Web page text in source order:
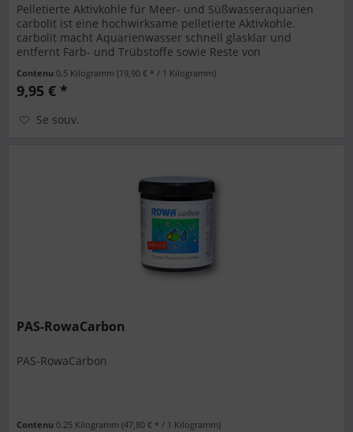
Pelletierte Aktivkohle für Meer- und Süßwasseraquarien
carbolit ist eine hochwirksame pelletierte Aktivkohle.
carbolit macht Aquarienwasser schnell glasklar und
entfernt Farb- und Trübstoffe sowie Reste von
Contenu 0.5 Kilogramm(19,90 € * / 1 Kilogramm)
9,95 € *
Se souv.
PAS-RowaCarbon
PAS-RowaCarbon
Contenu 0.25 Kilogramm(47,80 € * / 1 Kilogramm)